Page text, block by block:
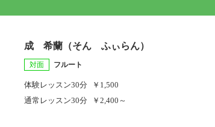
成 希蘭（そん ふぃらん）
対面 フルート
体験レッスン30分
￥1,500
通常レッスン30分 ￥2,400～